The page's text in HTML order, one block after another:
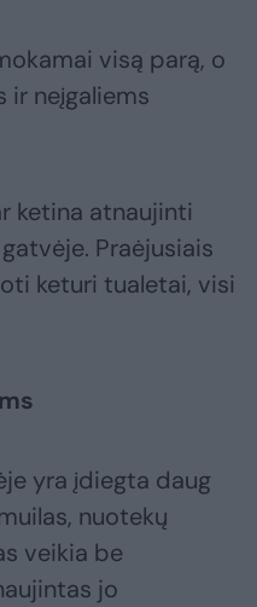
visą parą, o
neįgaliems
ketina atnaujinti
Praėjusiais
keturi tualetai, visi
yra įdiegta daug
nuotekų
veikia be
jo